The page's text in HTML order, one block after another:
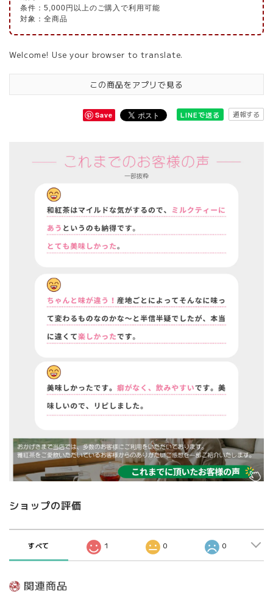
条件：5,000円以上のご購入で利用可能
対象：全商品
Welcome! Use your browser to translate.
この商品をアプリで見る
Save LINEで送る 通報する
ショップの評価
すべて 1 0 0
関連商品